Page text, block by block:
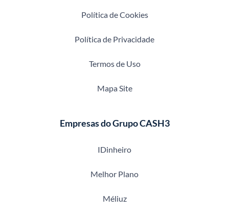
Política de Cookies
Política de Privacidade
Termos de Uso
Mapa Site
Empresas do Grupo CASH3
IDinheiro
Melhor Plano
Méliuz